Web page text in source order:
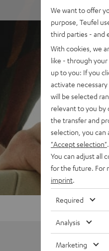
We want to offer
purpose, Teufel
third parties - and
With cookies, we
like - through
up to you: If you
activate
will be selected
relevant to you by
the transfer and
selection, you can
"Accept selection"
You can adjust all
for the future. For
imprint
Required
Analysis
Marketing